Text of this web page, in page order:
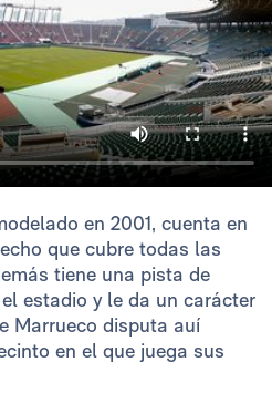
en 2001, cuenta en
que cubre todas las
tiene una pista de
estadio y le da un carácter
Marrueco disputa auí
en el que juega sus